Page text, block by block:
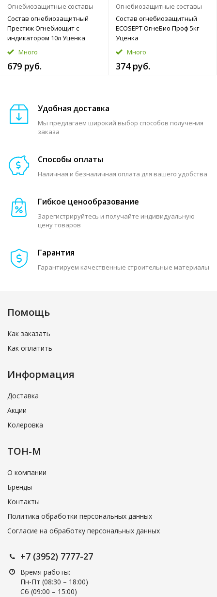
Огнебиозащитные составы
Состав огнебиозащитный
Престиж Огнебиощит с
индикатором 10л Уценка
Много
679 руб.
Огнебиозащитные составы
Состав огнебиозащитный
ECOSEPT ОгнеБио Проф 5кг
Уценка
Много
374 руб.
Удобная доставка
Мы предлагаем широкий выбор способов получения
заказа
Способы оплаты
Наличная и безналичная оплата для вашего удобства
Гибкое ценообразование
Зарегистрируйтесь и получайте индивидуальную
цену товаров
Гарантия
Гарантируем качественные строительные материалы
Помощь
Как заказать
Как оплатить
Информация
Доставка
Акции
Колеровка
ТОН-М
О компании
Бренды
Контакты
Политика обработки персональных данных
Согласие на обработку персональных данных
+7 (3952) 7777-27
Время работы:
Пн-Пт (08:30 – 18:00)
Cб (09:00 – 15:00)